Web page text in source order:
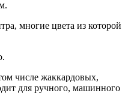
многие цвета из которой
числе жаккардовых,
для ручного, машинного